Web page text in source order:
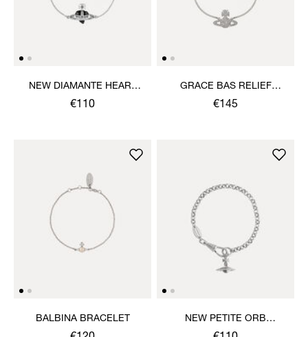
NEW DIAMANTE HEART
BRACELET
€110
GRACE BAS RELIEF
BRACELET
€145
BALBINA BRACELET
NEW PETITE ORB
BRACELET